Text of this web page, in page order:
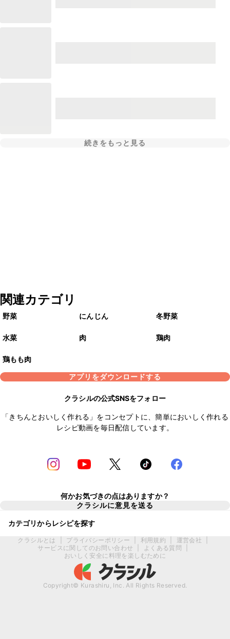
続きをもっと見る
関連カテゴリ
野菜 にんじん 冬野菜
水菜 肉 鶏肉
鶏もも肉
アプリをダウンロードする
クラシルの公式SNSをフォロー
「きちんとおいしく作れる」をコンセプトに、簡単においしく作れる
レシピ動画を毎日配信しています。
何かお気づきの点はありますか？
クラシルに意見を送る
カテゴリからレシピを探す
クラシルとは プライバシーポリシー 利用規約 運営会社
サービスに関してのお問い合わせ
よくある質問
おいしく安全に料理を楽しむために
Copyright© Kurashiru, Inc. All Rights Reserved.